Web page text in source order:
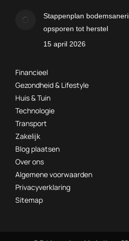
Stappenplan
opsporen tot herstel
15 april 2026
Financieel
Gezondheid & Lifestyle
Huis & Tuin
Technologie
Transport
Zakelijk
Blog plaatsen
Over ons
Algemene voorwaarden
Privacyverklaring
Sitemap